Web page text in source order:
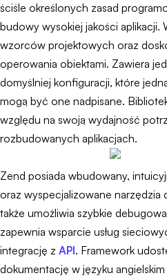
ściśle określonych zasad
budowy wysokiej jakości aplikacji.
wzorców projektowych oraz
operowania obiektami. Zawiera
domyślniej konfiguracji, które
mogą być one nadpisane.
względu na swoją wydajność
rozbudowanych aplikacjach.
Zend posiada wbudowany,
oraz wyspecjalizowane narzędzia
także umożliwia szybkie
zapewnia wsparcie usług
integrację z API. Framework
dokumentację w języku